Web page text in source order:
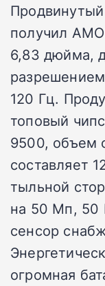
получил
6,83 дюйма,
120 Гц.
топовый
9500, объем
составляет
тыльной
на 50 Мп, 50
сенсор
огромная